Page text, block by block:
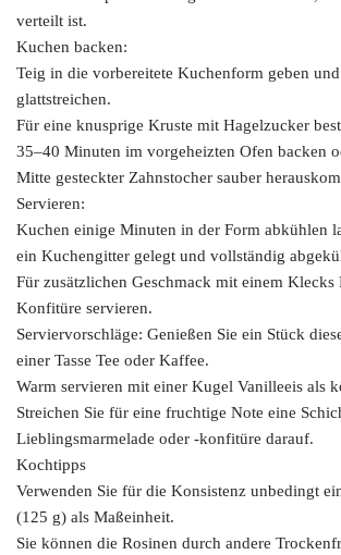
verteilt ist.
Kuchen backen:
Teig in die vorbereitete Kuchenform geben
glattstreichen.
Für eine knusprige Kruste mit Hagelzucker
35–40 Minuten im vorgeheizten Ofen backen
Mitte gesteckter Zahnstocher sauber
Servieren:
Kuchen einige Minuten in der Form abkühlen
ein Kuchengitter gelegt und vollständig
Für zusätzlichen Geschmack mit einem Klecks
Konfitüre servieren.
Serviervorschläge: Genießen Sie ein Stück
einer Tasse Tee oder Kaffee.
Warm servieren mit einer Kugel Vanilleeis als
Streichen Sie für eine fruchtige Note eine
Lieblingsmarmelade oder -konfitüre darauf.
Kochtipps
Verwenden Sie für die Konsistenz unbedingt
(125 g) als Maßeinheit.
Sie können die Rosinen durch andere